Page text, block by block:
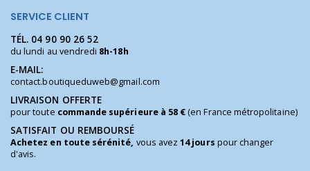
SERVICE CLIENT
TÉL. 04 90 90 26 52
du lundi au vendredi 8h-18h
E-MAIL:
contact.boutiqueduweb@gmail.com
LIVRAISON OFFERTE
pour toute commande supérieure à 58 €(en France métropolitaine)
SATISFAIT OU REMBOURSÉ
Achetez en toute sérénité, vous avez14 jours pour changer
d'avis.